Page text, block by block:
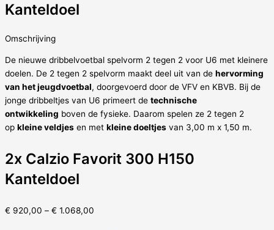
Kanteldoel
Omschrijving
De nieuwe dribbelvoetbal spelvorm 2 tegen 2 voor U6 met kleinere
doelen. De 2 tegen 2 spelvorm maakt deel uit van de hervorming
van het jeugdvoetbal, doorgevoerd door de VFV en KBVB. Bij de
jonge dribbeltjes van U6 primeert de technische
ontwikkeling boven de fysieke. Daarom spelen ze 2 tegen 2
op kleine veldjes en met kleine doeltjes van 3,00 m x 1,50 m.
2x Calzio Favorit 300 H150
Kanteldoel
€ 920,00 – € 1.068,00